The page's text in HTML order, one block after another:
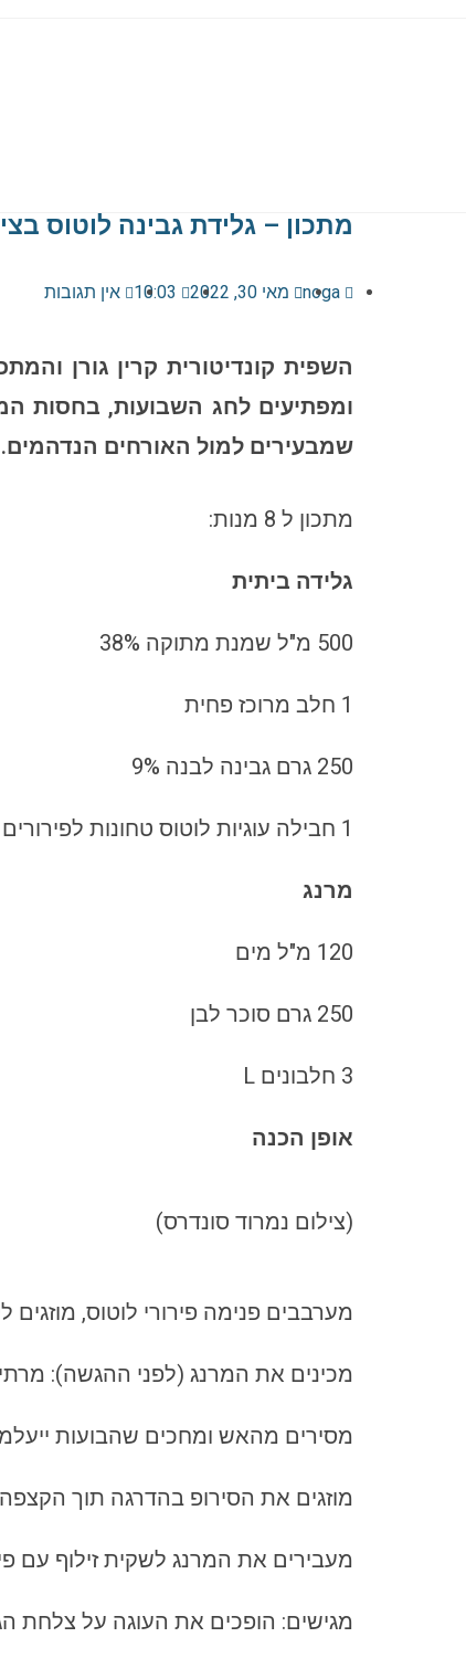
מתכון – גלידת גבינה לוטוס
noga מאי 30, 2022 10:03 אין תגובות
השפית קונדיטורית קרין גורן
שמבעירים למול האורחים הנדהמים.
מתכון ל 8 מנות:
גלידה ביתית
500 מ"ל שמנת מתוקה 38%
1 חלב מרוכז פחית
250 גרם גבינה לבנה 9%
1 חבילה עוגיות לוטוס טחונות לפירורים
מרנג
120 מ"ל מים
250 גרם סוכר לבן
3 חלבונים L
אופן הכנה
(צילום נמרוד סונדרס)
מערבבים פנימה פירורי לוטוס, מוזגים לקערה
מכינים את המרנג (לפני ההגשה):
מסירים מהאש ומחכים שהבועות ייעלמו. בינתיים
מוזגים את הסירופ בהדרגה תוך הקצפה. מקציפים 5 דקות עד
מעבירים את המרנג לשקית זילוף עם
מגישים: הופכים את העוגה על צלחת